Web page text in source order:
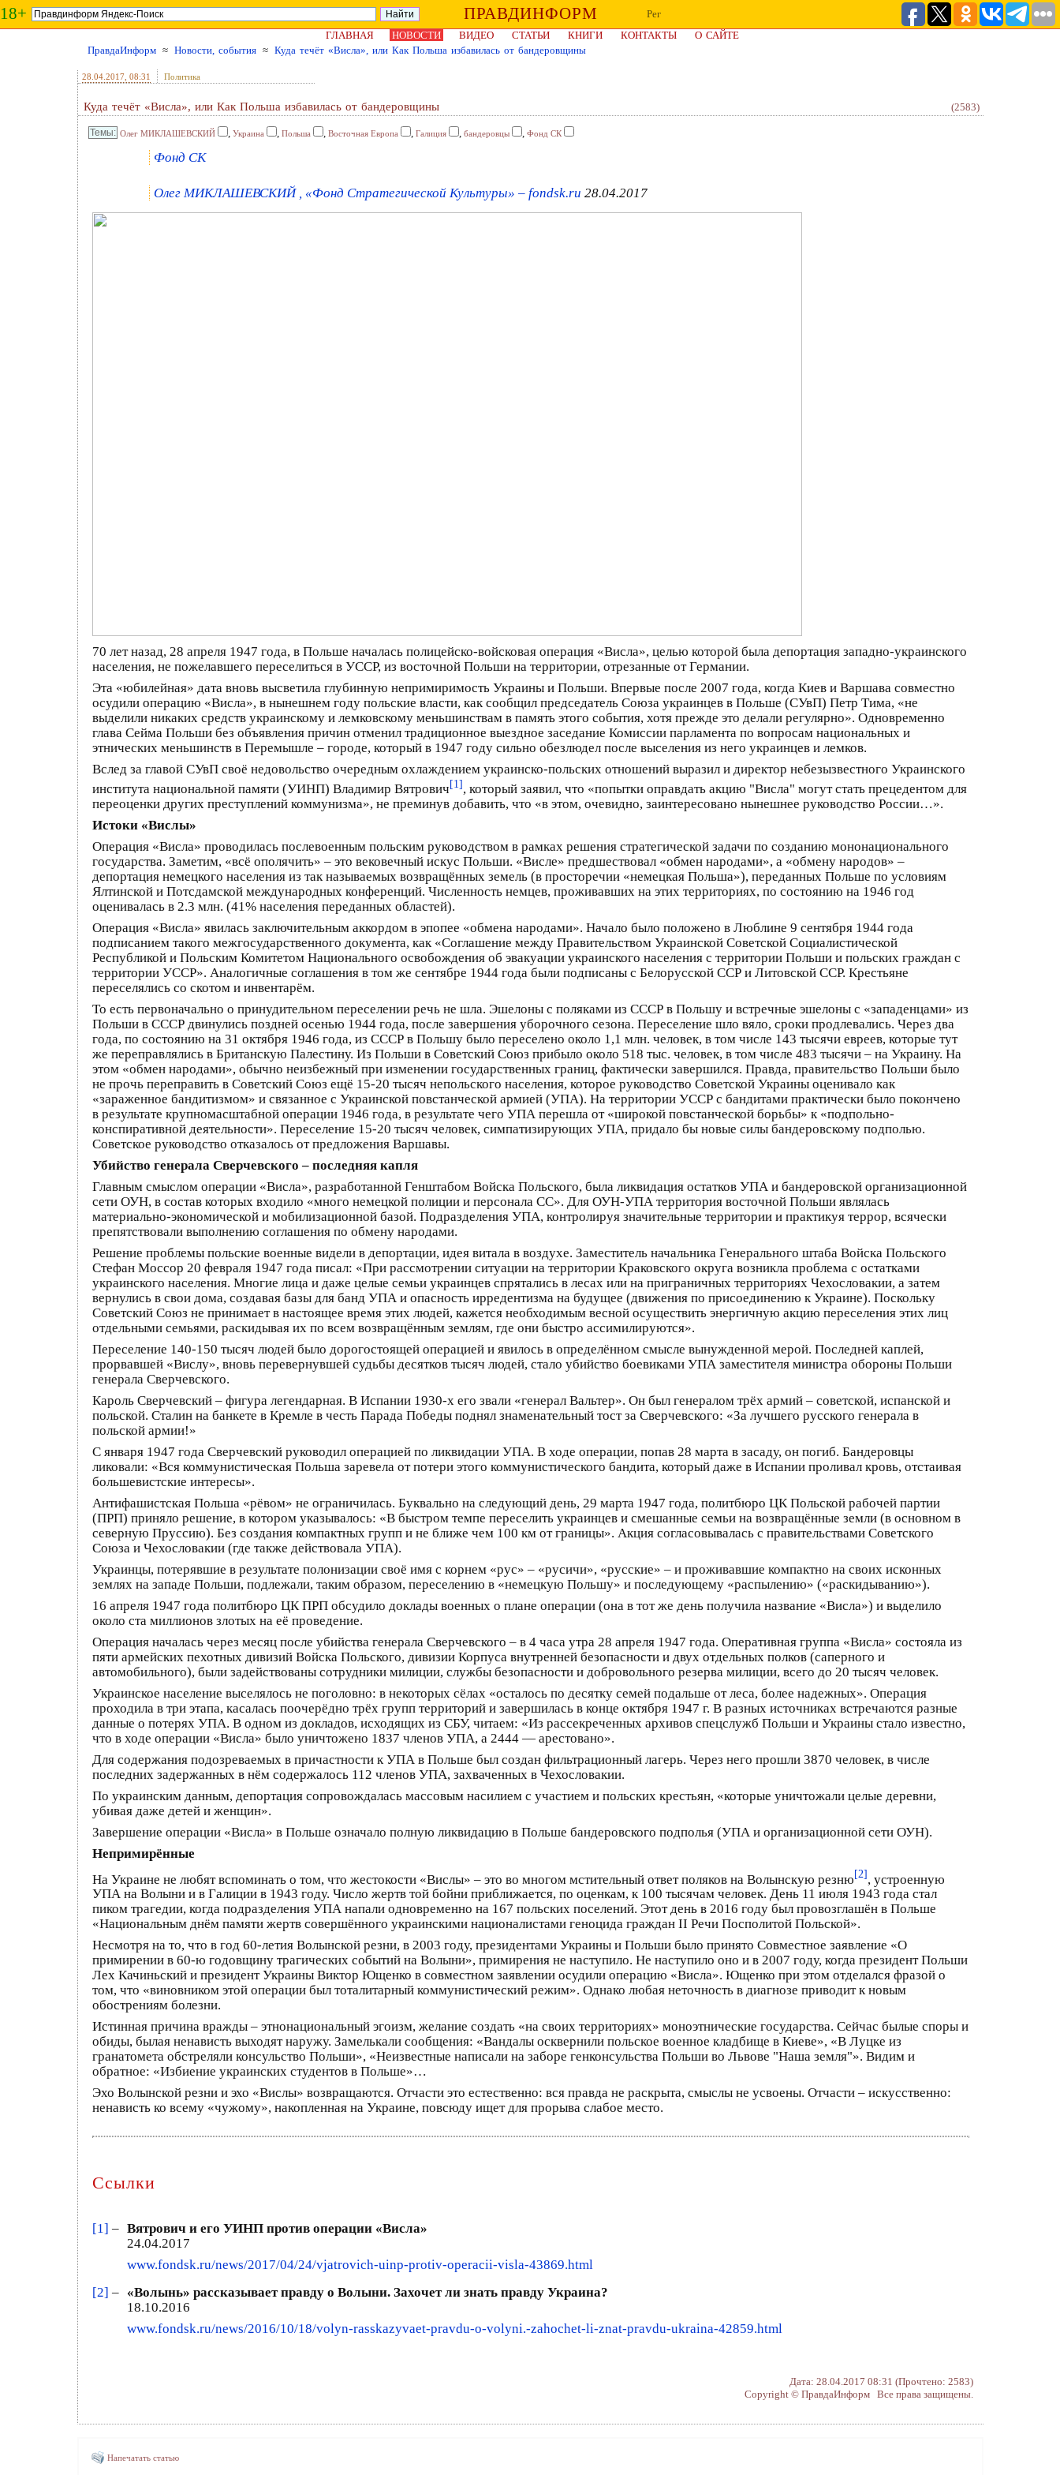
18+ ПРАВДИНФОРМ
Рег
ГЛАВНАЯ
НОВОСТИ ВИДЕО СТАТЬИ КНИГИ КОНТАКТЫ
О САЙТЕ
ПравдаИнформ ≈ Новости, события ≈ Куда течёт «Висла», или Как Польша избавилась от бандеровщины
28.04.2017 , 08:31 Политика
Куда течёт «Висла», или Как Польша избавилась от бандеровщины (2583)
Олег МИКЛАШЕВСКИЙ , Украина , Польша , Восточная Европа , Галиция , бандеровцы , Фонд СК
Фонд СК
Олег МИКЛАШЕВСКИЙ , «Фонд Стратегической Культуры» – fondsk.ru 28.04.2017
70 лет назад, 28 апреля 1947 года, в Польше началась полицейско-войсковая операция «Висла», целью которой была депортация западно-украинского
населения, не пожелавшего переселиться в УССР, из восточной Польши на территории, отрезанные от Германии.
Эта «юбилейная» дата вновь высветила глубинную непримиримость Украины и Польши. Впервые после 2007 года, когда Киев и Варшава совместно
осудили операцию «Висла», в нынешнем году польские власти, как сообщил председатель Союза украинцев в ​​Польше (СУвП) Петр Тима, «не
выделили никаких средств украинскому и лемковскому меньшинствам в память этого события, хотя прежде это делали регулярно». Одновременно
глава Сейма Польши без объявления причин отменил традиционное выездное заседание Комиссии парламента по вопросам национальных и
этнических меньшинств в Перемышле – городе, который в 1947 году сильно обезлюдел после выселения из него украинцев и лемков.
Вслед за главой СУвП своё недовольство очередным охлаждением украинско-польских отношений выразил и директор небезызвестного Украинского
института национальной памяти (УИНП) Владимир Вятрович[1], который заявил, что «попытки оправдать акцию "Висла" могут стать прецедентом для
переоценки других преступлений коммунизма», не преминув добавить, что «в этом, очевидно, заинтересовано нынешнее руководство России…».
Истоки «Вислы»
Операция «Висла» проводилась послевоенным польским руководством в рамках решения стратегической задачи по созданию мононационального
государства. Заметим, «всё ополячить» – это вековечный искус Польши. «Висле» предшествовал «обмен народами», а «обмену народов» –
депортация немецкого населения из так называемых возвращённых земель (в просторечии «немецкая Польша»), переданных Польше по условиям
Ялтинской и Потсдамской международных конференций. Численность немцев, проживавших на этих территориях, по состоянию на 1946 год
оценивалась в 2.3 млн. (41% населения переданных областей).
Операция «Висла» явилась заключительным аккордом в эпопее «обмена народами». Начало было положено в Люблине 9 сентября 1944 года
подписанием такого межгосударственного документа, как «Соглашение между Правительством Украинской Советской Социалистической
Республикой и Польским Комитетом Национального освобождения об эвакуации украинского населения с территории Польши и польских граждан с
территории УССР». Аналогичные соглашения в том же сентябре 1944 года были подписаны с Белорусской ССР и Литовской ССР. Крестьяне
переселялись со скотом и инвентарём.
То есть первоначально о принудительном переселении речь не шла. Эшелоны с поляками из СССР в Польшу и встречные эшелоны с «западенцами» из
Польши в СССР двинулись поздней осенью 1944 года, после завершения уборочного сезона. Переселение шло вяло, сроки продлевались. Через два
года, по состоянию на 31 октября 1946 года, из СССР в Польшу было переселено около 1,1 млн. человек, в том числе 143 тысячи евреев, которые тут
же переправлялись в Британскую Палестину. Из Польши в Советский Союз прибыло около 518 тыс. человек, в том числе 483 тысячи – на Украину. На
этом «обмен народами», обычно неизбежный при изменении государственных границ, фактически завершился. Правда, правительство Польши было
не прочь переправить в Советский Союз ещё 15-20 тысяч непольского населения, которое руководство Советской Украины оценивало как
«зараженное бандитизмом» и связанное с Украинской повстанческой армией (УПА). На территории УССР с бандитами практически было покончено
в результате крупномасштабной операции 1946 года, в результате чего УПА перешла от «широкой повстанческой борьбы» к «подпольно-
конспиративной деятельности». Переселение 15-20 тысяч человек, симпатизирующих УПА, придало бы новые силы бандеровскому подполью.
Советское руководство отказалось от предложения Варшавы.
Убийство генерала Сверчевского – последняя капля
Главным смыслом операции «Висла», разработанной Генштабом Войска Польского, была ликвидация остатков УПА и бандеровской организационной
сети ОУН, в состав которых входило «много немецкой полиции и персонала СС». Для ОУН-УПА территория восточной Польши являлась
материально-экономической и мобилизационной базой. Подразделения УПА, контролируя значительные территории и практикуя террор, всячески
препятствовали выполнению соглашения по обмену народами.
Решение проблемы польские военные видели в депортации, идея витала в воздухе. Заместитель начальника Генерального штаба Войска Польского
Стефан Моссор 20 февраля 1947 года писал: «При рассмотрении ситуации на территории Краковского округа возникла проблема с остатками
украинского населения. Многие лица и даже целые семьи украинцев спрятались в лесах или на приграничных территориях Чехословакии, а затем
вернулись в свои дома, создавая базы для банд УПА и опасность ирредентизма на будущее (движения по присоединению к Украине). Поскольку
Советский Союз не принимает в настоящее время этих людей, кажется необходимым весной осуществить энергичную акцию переселения этих лиц
отдельными семьями, раскидывая их по всем возвращённым землям, где они быстро ассимилируются».
Переселение 140-150 тысяч людей было дорогостоящей операцией и явилось в определённом смысле вынужденной мерой. Последней каплей,
прорвавшей «Вислу», вновь перевернувшей судьбы десятков тысяч людей, стало убийство боевиками УПА заместителя министра обороны Польши
генерала Сверчевского.
Кароль Сверчевский – фигура легендарная. В Испании 1930-х его звали «генерал Вальтер». Он был генералом трёх армий – советской, испанской и
польской. Сталин на банкете в Кремле в честь Парада Победы поднял знаменательный тост за Сверчевского: «За лучшего русского генерала в
польской армии!»
С января 1947 года Сверчевский руководил операцией по ликвидации УПА. В ходе операции, попав 28 марта в засаду, он погиб. Бандеровцы
ликовали: «Вся коммунистическая Польша заревела от потери этого коммунистического бандита, который даже в Испании проливал кровь, отстаивая
большевистские интересы».
Антифашистская Польша «рёвом» не ограничилась. Буквально на следующий день, 29 марта 1947 года, политбюро ЦК Польской рабочей партии
(ПРП) приняло решение, в котором указывалось: «В быстром темпе переселить украинцев и смешанные семьи на возвращённые земли (в основном в
северную Пруссию). Без создания компактных групп и не ближе чем 100 км от границы». Акция согласовывалась с правительствами Советского
Союза и Чехословакии (где также действовала УПА).
Украинцы, потерявшие в результате полонизации своё имя с корнем «рус» – «русичи», «русские» – и проживавшие компактно на своих исконных
землях на западе Польши, подлежали, таким образом, переселению в «немецкую Польшу» и последующему «распылению» («раскидыванию»).
16 апреля 1947 года политбюро ЦК ПРП обсудило доклады военных о плане операции (она в тот же день получила название «Висла») и выделило
около ста миллионов злотых на её проведение.
Операция началась через месяц после убийства генерала Сверчевского – в 4 часа утра 28 апреля 1947 года. Оперативная группа «Висла» состояла из
пяти армейских пехотных дивизий Войска Польского, дивизии Корпуса внутренней безопасности и двух отдельных полков (саперного и
автомобильного), были задействованы сотрудники милиции, службы безопасности и добровольного резерва милиции, всего до 20 тысяч человек.
Украинское население выселялось не поголовно: в некоторых сёлах «осталось по десятку семей подальше от леса, более надежных». Операция
проходила в три этапа, касалась поочерёдно трёх групп территорий и завершилась в конце октября 1947 г. В разных источниках встречаются разные
данные о потерях УПА. В одном из докладов, исходящих из СБУ, читаем: «Из рассекреченных архивов спецслужб Польши и Украины стало известно,
что в ходе операции «Висла» было уничтожено 1837 членов УПА, а 2444 — арестовано».
Для содержания подозреваемых в причастности к УПА в Польше был создан фильтрационный лагерь. Через него прошли 3870 человек, в числе
последних задержанных в нём содержалось 112 членов УПА, захваченных в Чехословакии.
По украинским данным, депортация сопровождалась массовым насилием с участием и польских крестьян, «которые уничтожали целые деревни,
убивая даже детей и женщин».
Завершение операции «Висла» в Польше означало полную ликвидацию в Польше бандеровского подполья (УПА и организационной сети ОУН).
Непримирённые
На Украине не любят вспоминать о том, что жестокости «Вислы» – это во многом мстительный ответ поляков на Волынскую резню[2], устроенную
УПА на Волыни и в Галиции в 1943 году. Число жертв той бойни приближается, по оценкам, к 100 тысячам человек. День 11 июля 1943 года стал
пиком трагедии, когда подразделения УПА напали одновременно на 167 польских поселений. Этот день в 2016 году был провозглашён в Польше
«Национальным днём памяти жертв совершённого украинскими националистами геноцида граждан II Речи Посполитой Польской».
Несмотря на то, что в год 60-летия Волынской резни, в 2003 году, президентами Украины и Польши было принято Совместное заявление «О
примирении в 60-ю годовщину трагических событий на Волыни», примирения не наступило. Не наступило оно и в 2007 году, когда президент Польши
Лех Качиньский и президент Украины Виктор Ющенко в совместном заявлении осудили операцию «Висла». Ющенко при этом отделался фразой о
том, что «виновником этой операции был тоталитарный коммунистический режим». Однако любая неточность в диагнозе приводит к новым
обострениям болезни.
Истинная причина вражды – этнонациональный эгоизм, желание создать «на своих территориях» моноэтнические государства. Сейчас былые споры и
обиды, былая ненависть выходят наружу. Замелькали сообщения: «Вандалы осквернили польское военное кладбище в Киеве», «В Луцке из
гранатомета обстреляли консульство Польши», «Неизвестные написали на заборе генконсульства Польши во Львове "Наша земля"». Видим и
обратное: «Избиение украинских студентов в Польше»…
Эхо Волынской резни и эхо «Вислы» возвращаются. Отчасти это естественно: вся правда не раскрыта, смыслы не усвоены. Отчасти – искусственно:
ненависть ко всему «чужому», накопленная на Украине, повсюду ищет для прорыва слабое место.
Ссылки
[1] – Вятрович и его УИНП против операции «Висла»
24.04.2017
www.fondsk.ru/news/2017/04/24/vjatrovich-uinp-protiv-operacii-visla-43869.html
[2] – «Волынь» рассказывает правду о Волыни. Захочет ли знать правду Украина?
18.10.2016
www.fondsk.ru/news/2016/10/18/volyn-rasskazyvaet-pravdu-o-volyni.-zahochet-li-znat-pravdu-ukraina-42859.html
Дата: 28.04.2017 08:31 (Прочтено: 2583)
Copyright © ПравдаИнформ Все права защищены.
Напечатать статью